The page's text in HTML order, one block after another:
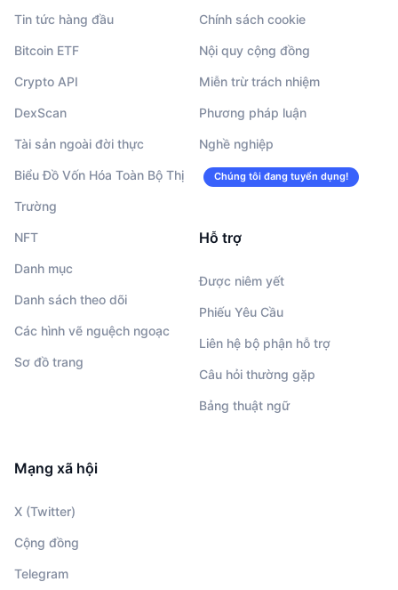
Tin tức hàng đầu
Bitcoin ETF
Crypto API
DexScan
Tài sản ngoài đời thực
Biểu Đồ Vốn Hóa Toàn Bộ Thị
Trường
NFT
Danh mục
Danh sách theo dõi
Các hình vẽ nguệch ngoạc
Sơ đồ trang
Chính sách cookie
Nội quy cộng đồng
Miễn trừ trách nhiệm
Phương pháp luận
Nghề nghiệp
Chúng tôi đang tuyển dụng!
Hỗ trợ
Được niêm yết
Phiếu Yêu Cầu
Liên hệ bộ phận hỗ trợ
Câu hỏi thường gặp
Bảng thuật ngữ
Mạng xã hội
X (Twitter)
Cộng đồng
Telegram